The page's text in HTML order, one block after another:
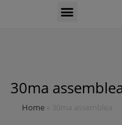
30ma
Home 30ma assemblea